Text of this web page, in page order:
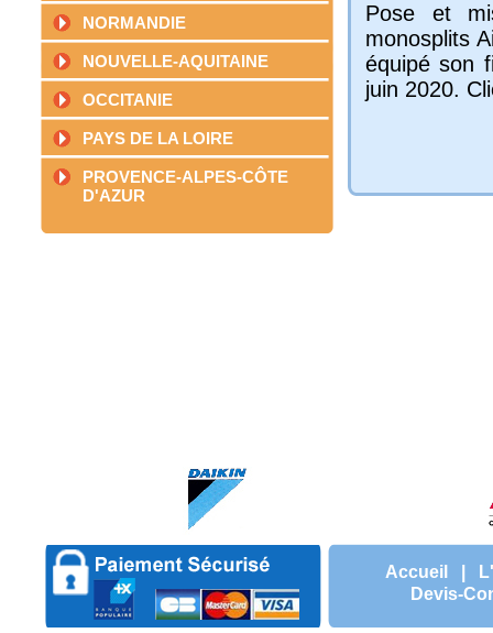
NORMANDIE
NOUVELLE-AQUITAINE
OCCITANIE
PAYS DE LA LOIRE
PROVENCE-ALPES-CÔTE
D'AZUR
Pose et
monosplits
équipé son
juin 2020.
Accueil
Devis-